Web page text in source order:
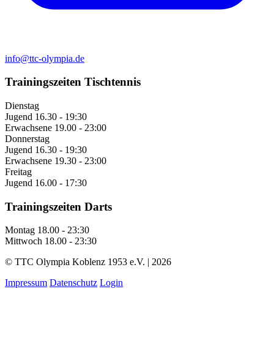
info@ttc-olympia.de
Trainingszeiten Tischtennis
Dienstag
Jugend 16.30 - 19:30
Erwachsene 19.00 - 23:00
Donnerstag
Jugend 16.30 - 19:30
Erwachsene 19.30 - 23:00
Freitag
Jugend 16.00 - 17:30
Trainingszeiten Darts
Montag 18.00 - 23:30
Mittwoch 18.00 - 23:30
© TTC Olympia Koblenz 1953 e.V. | 2026
Impressum Datenschutz Login